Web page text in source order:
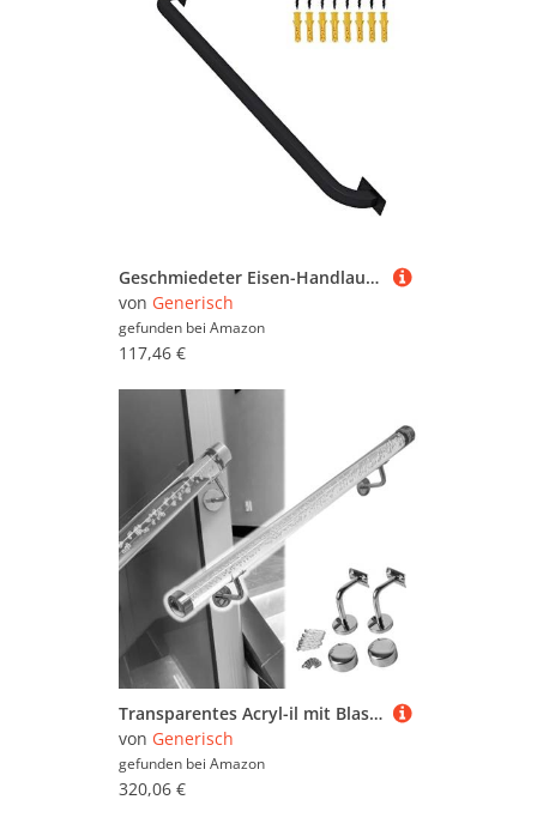
Geschmiedeter Eisen-Handlauf, schwarz, Sicherheitsgriff für Innen- und Außentreppen, Wandgeländer, 240 cm, stabile Unterstützung für Stufen, elegantes Design, einfache Installation im Lieferumfang
von Generisch
gefunden bei Amazon
117,46 €
Transparentes Acryl-il mit Blasen, 1,8 m, rundes Geländer für Innentreppen und Außentreppen, Wandmontage, Haltegriff mit Metallhalterungen (Silber) – und stilvolle Sicherheitslösung
von Generisch
gefunden bei Amazon
320,06 €